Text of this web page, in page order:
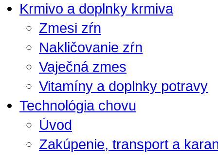
Krmivo a doplnky krmiva
Zmesi zŕn
Nakličovanie zŕn
Vaječná zmes
Vitamíny a doplnky potravy
Technológia chovu
Úvod
Zakúpenie, transport a